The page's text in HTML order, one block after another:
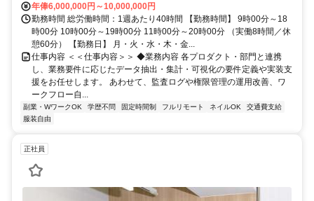
年俸6,000,000円～10,000,000円
勤務時間 総労働時間：1週あたり40時間 【勤務時間】 9時00分～18
時00分 10時00分～19時00分 11時00分～20時00分 （実働8時間／休
憩60分） 【勤務日】 月・火・水・木・金...
仕事内容 ＜＜仕事内容＞＞ ◆業務内容 各プロダクト・部門と連携
し、業務要件に応じたデータ抽出・集計・可視化の要件定義や実装支
援をお任せします。 あわせて、監査ログや権限管理の運用改善、ワ
ークフロー自...
副業・WワークOK 学歴不問 固定時間制 フルリモート ネイルOK
交通費支給
服装自由
正社員